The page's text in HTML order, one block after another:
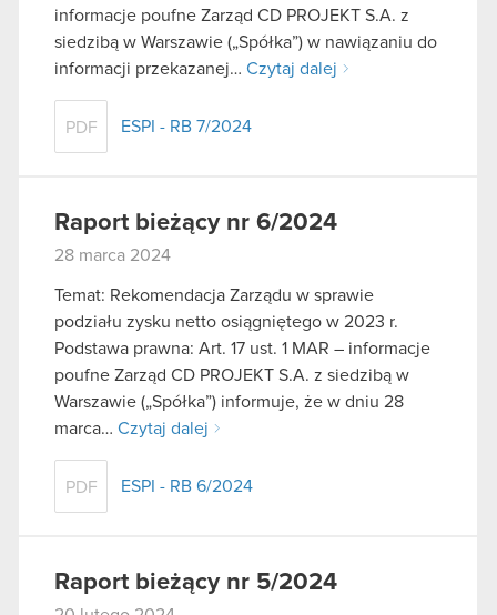
informacje poufne Zarząd CD PROJEKT S.A. z
siedzibą w Warszawie („Spółka”) w nawiązaniu do
informacji przekazanej… Czytaj dalej
PDF ESPI - RB 7/2024
Raport bieżący nr 6/2024
28 marca 2024
Temat: Rekomendacja Zarządu w sprawie
podziału zysku netto osiągniętego w 2023 r.
Podstawa prawna: Art. 17 ust. 1 MAR – informacje
poufne Zarząd CD PROJEKT S.A. z siedzibą w
Warszawie („Spółka”) informuje, że w dniu 28
marca… Czytaj dalej
PDF ESPI - RB 6/2024
Raport bieżący nr 5/2024